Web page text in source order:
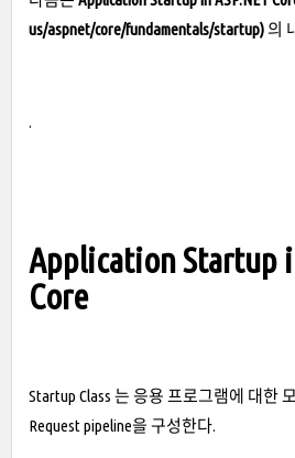
us/aspnet/core/fundamentals/startup) 의
.
Application Startup
Core
Startup Class 는 응용 프로그램에 대한
Request pipeline을 구성한다.